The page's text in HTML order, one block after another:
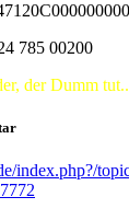
785 00200
der Dumm
index.php?/